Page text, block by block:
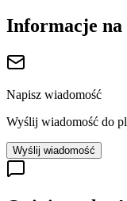
Informacje na
Napisz wiadomość
Wyślij wiadomość do
Wyślij wiadomość